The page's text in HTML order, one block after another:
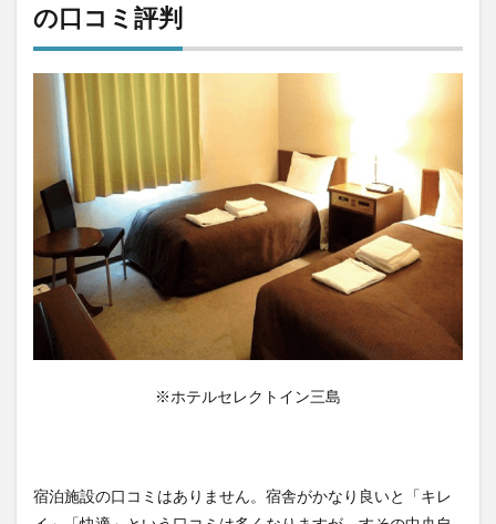
の口コミ評判
※ホテルセレクトイン三島
宿泊施設の口コミはありません。宿舎がかなり良いと「キレ